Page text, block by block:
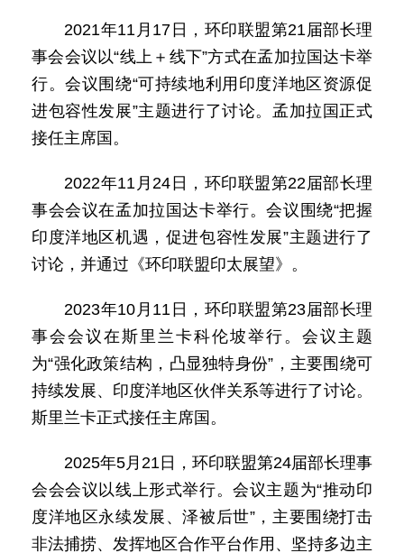
2021年11月17日，环印联盟第21届部长理
事会会议以“线上＋线下”方式在孟加拉国达卡举
行。会议围绕“可持续地利用印度洋地区资源促
进包容性发展”主题进行了讨论。孟加拉国正式
接任主席国。
2022年11月24日，环印联盟第22届部长理
事会会议在孟加拉国达卡举行。会议围绕“把握
印度洋地区机遇，促进包容性发展”主题进行了
讨论，并通过《环印联盟印太展望》。
2023年10月11日，环印联盟第23届部长理
事会会议在斯里兰卡科伦坡举行。会议主题
为“强化政策结构，凸显独特身份”，主要围绕可
持续发展、印度洋地区伙伴关系等进行了讨论。
斯里兰卡正式接任主席国。
2025年5月21日，环印联盟第24届部长理事
会会会议以线上形式举行。会议主题为“推动印
度洋地区永续发展、泽被后世”，主要围绕打击
非法捕捞、发挥地区合作平台作用、坚持多边主